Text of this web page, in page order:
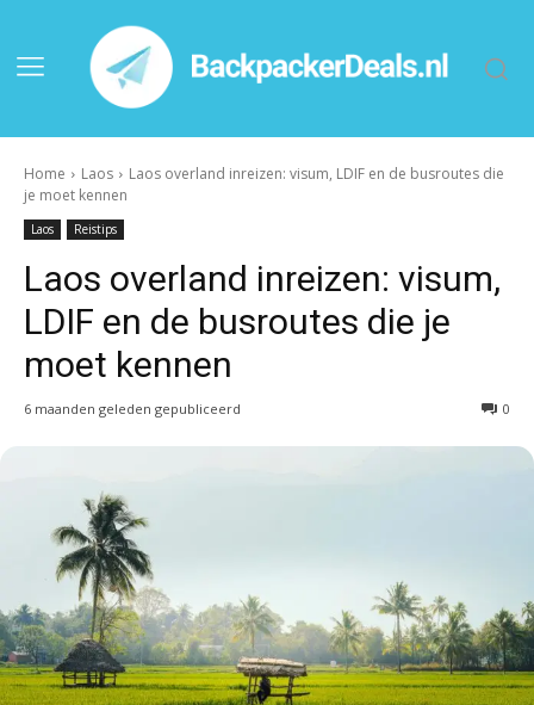
Home Laos
Laos overland inreizen: visum, LDIF en de busroutes die
je moet kennen
Laos Reistips
Laos overland inreizen: visum,
LDIF en de busroutes die je
moet kennen
6 maanden geleden gepubliceerd 0